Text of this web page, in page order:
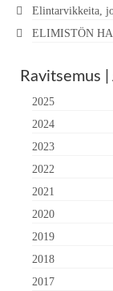
Elintarvikkeita,
ELIMISTÖN
Ravitsemus
2025
2024
2023
2022
2021
2020
2019
2018
2017